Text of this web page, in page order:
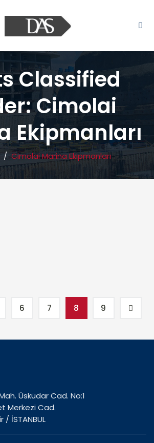
Classified
Cimolai
Ekipmanları
/ Cimolai Marina Ekipmanları
6 7 8 9
Üsküdar Cad. No:1
Merkezi Cad.
/ İSTANBUL